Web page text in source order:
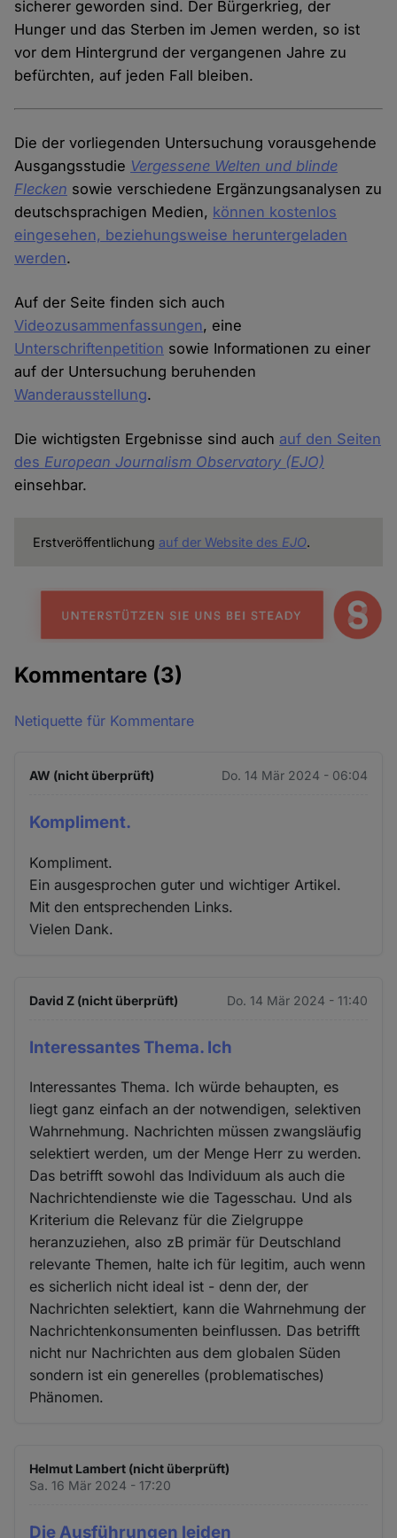
sicherer geworden sind. Der Bürgerkrieg, der
Hunger und das Sterben im Jemen werden, so ist
vor dem Hintergrund der vergangenen Jahre zu
befürchten, auf jeden Fall bleiben.
Die der vorliegenden Untersuchung vorausgehende
Ausgangsstudie Vergessene Welten und blinde
Flecken sowie verschiedene Ergänzungsanalysen zu
deutschsprachigen Medien, können kostenlos
eingesehen, beziehungsweise heruntergeladen
werden.
Auf der Seite finden sich auch
Videozusammenfassungen, eine
Unterschriftenpetition sowie Informationen zu einer
auf der Untersuchung beruhenden
Wanderausstellung.
Die wichtigsten Ergebnisse sind auch auf den Seiten
des European Journalism Observatory (EJO)
einsehbar.
Erstveröffentlichung auf der Website des EJO.
Kommentare (3)
Netiquette für Kommentare
AW (nicht überprüft) Do. 14 Mär 2024 - 06:04
Kompliment.
Kompliment.
Ein ausgesprochen guter und wichtiger Artikel.
Mit den entsprechenden Links.
Vielen Dank.
David Z (nicht überprüft) Do. 14 Mär 2024 - 11:40
Interessantes Thema. Ich
Interessantes Thema. Ich würde behaupten, es
liegt ganz einfach an der notwendigen, selektiven
Wahrnehmung. Nachrichten müssen zwangsläufig
selektiert werden, um der Menge Herr zu werden.
Das betrifft sowohl das Individuum als auch die
Nachrichtendienste wie die Tagesschau. Und als
Kriterium die Relevanz für die Zielgruppe
heranzuziehen, also zB primär für Deutschland
relevante Themen, halte ich für legitim, auch wenn
es sicherlich nicht ideal ist - denn der, der
Nachrichten selektiert, kann die Wahrnehmung der
Nachrichtenkonsumenten beinflussen. Das betrifft
nicht nur Nachrichten aus dem globalen Süden
sondern ist ein generelles (problematisches)
Phänomen.
Helmut Lambert (nicht überprüft)
Sa. 16 Mär 2024 - 17:20
Die Ausführungen leiden